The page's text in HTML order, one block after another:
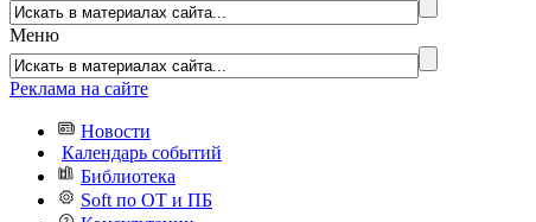
Меню
Реклама на сайте
Новости
Календарь событий
Библиотека
Soft по ОТ и ПБ